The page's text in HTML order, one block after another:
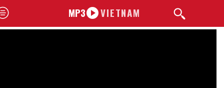
MP3 VIETNAM